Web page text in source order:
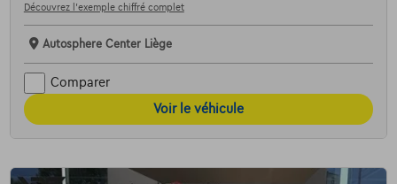
Découvrez l’exemple chiffré complet
Autosphere Center Liège
Comparer
Voir le véhicule